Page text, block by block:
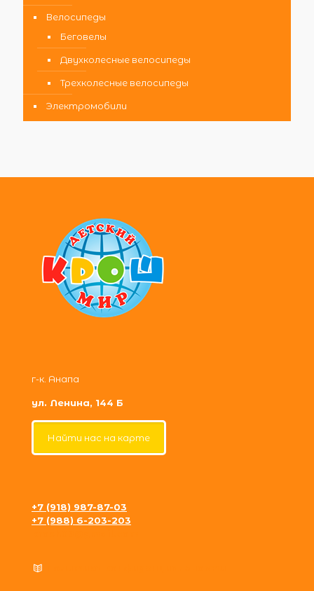
Велосипеды
Беговелы
Двухколесные велосипеды
Трехколесные велосипеды
Электромобили
г-к. Анапа
ул. Ленина, 144 Б
Найти нас на карте
+7 (918) 987-87-03
+7 (988) 6-203-203